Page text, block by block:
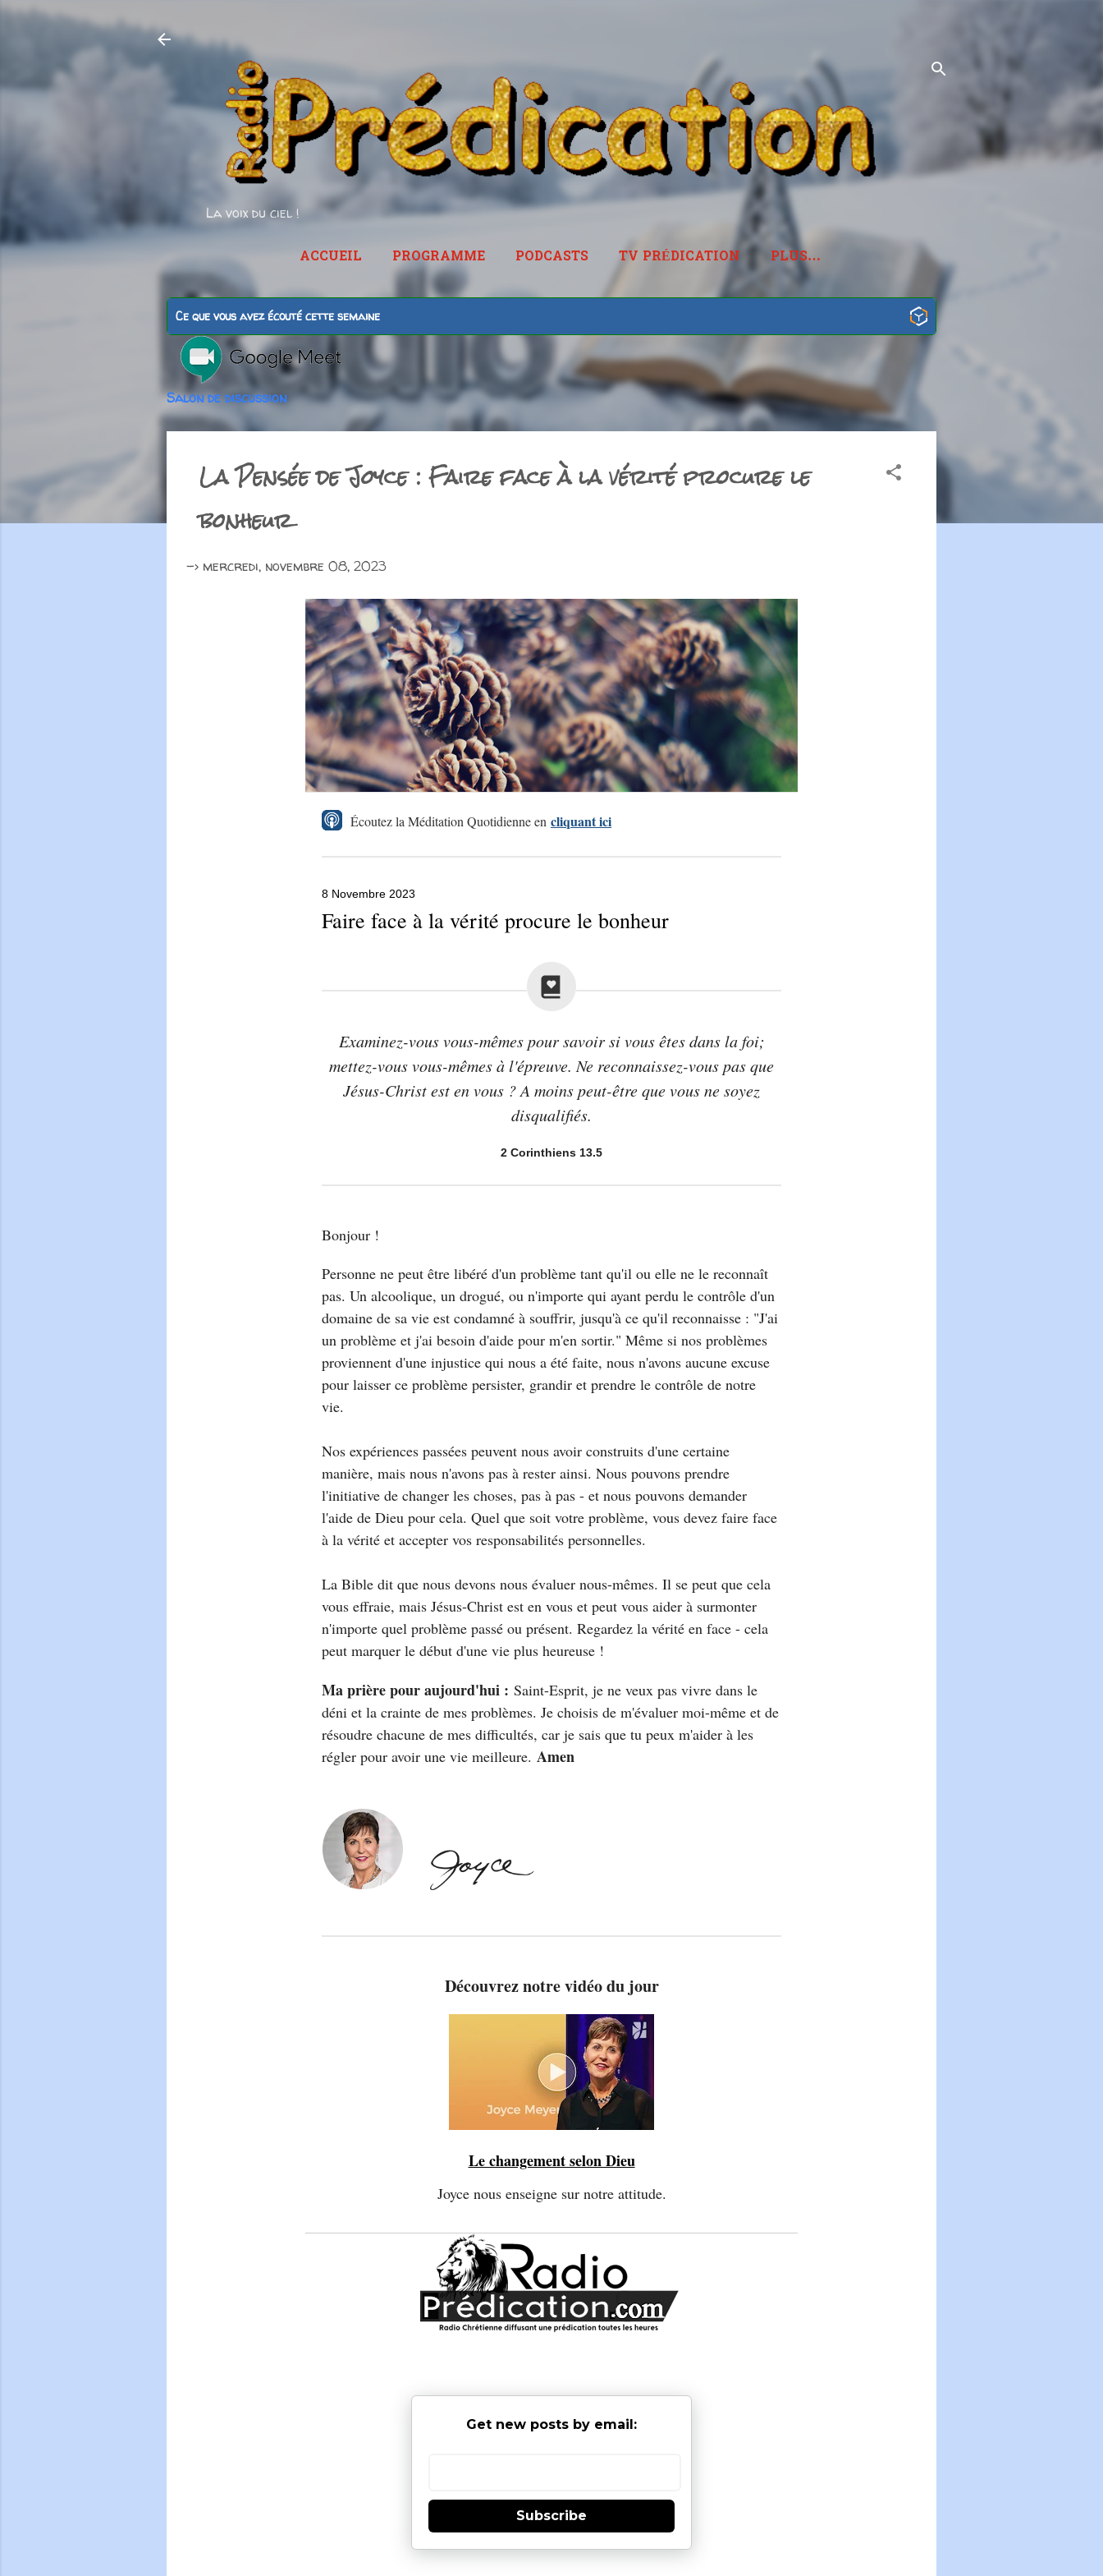
La voix du ciel !
ACCUEIL PROGRAMME PODCASTS TV PRÉDICATION PLUS…
RADIOPREDICATION.FR
Ce que vous avez écouté cette semaine
Salon de discussion
La Pensée de Joyce : Faire face à la vérité procure le
bonheur
-> mercredi, novembre 08, 2023
Écoutez la Méditation Quotidienne en cliquant ici
8 Novembre 2023
Faire face à la vérité procure le bonheur
Examinez-vous vous-mêmes pour savoir si vous êtes dans la foi;
mettez-vous vous-mêmes à l'épreuve. Ne reconnaissez-vous pas que
Jésus-Christ est en vous ? A moins peut-être que vous ne soyez
disqualifiés.
2 Corinthiens 13.5
Bonjour !
Personne ne peut être libéré d'un problème tant qu'il ou elle ne le reconnaît
pas. Un alcoolique, un drogué, ou n'importe qui ayant perdu le contrôle d'un
domaine de sa vie est condamné à souffrir, jusqu'à ce qu'il reconnaisse : "J'ai
un problème et j'ai besoin d'aide pour m'en sortir." Même si nos problèmes
proviennent d'une injustice qui nous a été faite, nous n'avons aucune excuse
pour laisser ce problème persister, grandir et prendre le contrôle de notre
vie.
Nos expériences passées peuvent nous avoir construits d'une certaine
manière, mais nous n'avons pas à rester ainsi. Nous pouvons prendre
l'initiative de changer les choses, pas à pas - et nous pouvons demander
l'aide de Dieu pour cela. Quel que soit votre problème, vous devez faire face
à la vérité et accepter vos responsabilités personnelles.
La Bible dit que nous devons nous évaluer nous-mêmes. Il se peut que cela
vous effraie, mais Jésus-Christ est en vous et peut vous aider à surmonter
n'importe quel problème passé ou présent. Regardez la vérité en face - cela
peut marquer le début d'une vie plus heureuse !
Ma prière pour aujourd'hui : Saint-Esprit, je ne veux pas vivre dans le
déni et la crainte de mes problèmes. Je choisis de m'évaluer moi-même et de
résoudre chacune de mes difficultés, car je sais que tu peux m'aider à les
régler pour avoir une vie meilleure. Amen
Découvrez notre vidéo du jour
Le changement selon Dieu
Joyce nous enseigne sur notre attitude.
Get new posts by email:
Subscribe